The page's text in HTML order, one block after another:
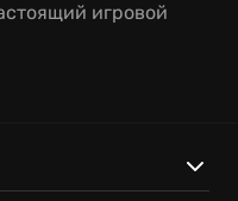
игровой